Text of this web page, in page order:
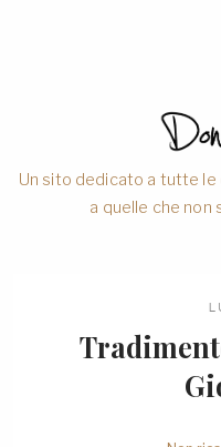
Un sito dedicato a tutte le
a quelle che non